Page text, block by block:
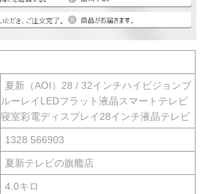
夏新（AOI）28 / 32インチハイビジョンブ
ルーレイLEDフラット液晶スマートテレビ
寝室彩電ディスプレイ28インチ液晶テレビ
1328 566903
夏新テレビの旗艦店
4.0キロ